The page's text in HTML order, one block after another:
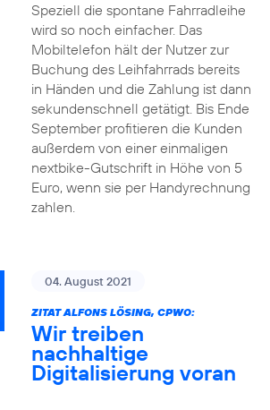
Speziell die spontane Fahrradleihe
wird so noch einfacher. Das
Mobiltelefon hält der Nutzer zur
Buchung des Leihfahrrads bereits
in Händen und die Zahlung ist dann
sekundenschnell getätigt. Bis Ende
September profitieren die Kunden
außerdem von einer einmaligen
nextbike-Gutschrift in Höhe von 5
Euro, wenn sie per Handyrechnung
zahlen.
04. August 2021
ZITAT ALFONS LÖSING, CPWO:
Wir treiben
nachhaltige
Digitalisierung voran